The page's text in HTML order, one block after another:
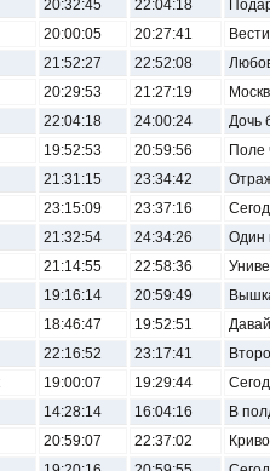
20:32:45 22:04:18
20:00:05 20:27:41
21:52:27 22:52:08
20:29:53 21:27:19
22:04:18 24:00:24
Дочь
19:52:53 20:59:56
Поле
21:31:15 23:34:42
23:15:09 23:37:16
21:32:54 24:34:26
Один
21:14:55 22:58:36
19:16:14 20:59:49
18:46:47 19:52:51
22:16:52 23:17:41
19:00:07 19:29:44
14:28:14 16:04:16
В
20:59:07 22:37:02